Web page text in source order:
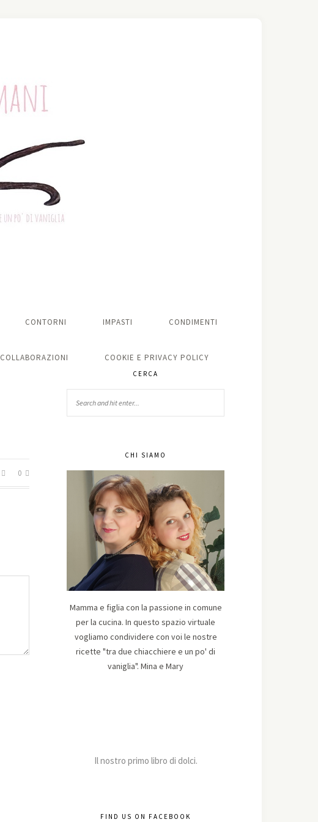
CONTORNI IMPASTI CONDIMENTI
COLLABORAZIONI COOKIE E PRIVACY POLICY
0
CERCA
CHI SIAMO
Mamma e figlia con la passione in comune
per la cucina. In questo spazio virtuale
vogliamo condividere con voi le nostre
ricette "tra due chiacchiere e un po' di
vaniglia". Mina e Mary
Il nostro primo libro di dolci.
FIND US ON FACEBOOK